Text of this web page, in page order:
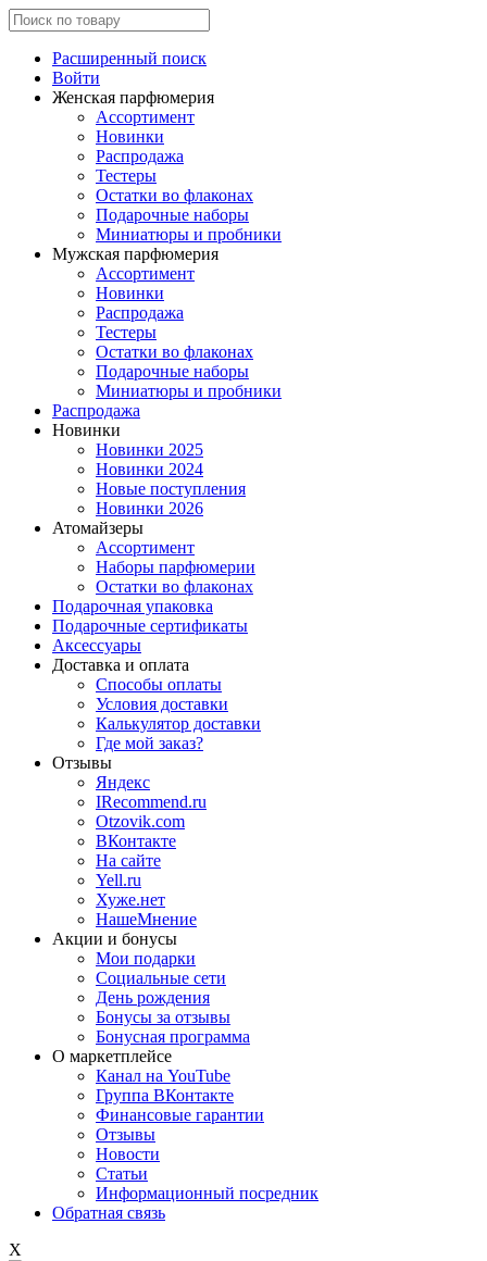
Расширенный поиск
Войти
Женская парфюмерия
Ассортимент
Новинки
Распродажа
Тестеры
Остатки во флаконах
Подарочные наборы
Миниатюры и пробники
Мужская парфюмерия
Ассортимент
Новинки
Распродажа
Тестеры
Остатки во флаконах
Подарочные наборы
Миниатюры и пробники
Распродажа
Новинки
Новинки 2025
Новинки 2024
Новые поступления
Новинки 2026
Атомайзеры
Ассортимент
Наборы парфюмерии
Остатки во флаконах
Подарочная упаковка
Подарочные сертификаты
Аксессуары
Доставка и оплата
Способы оплаты
Условия доставки
Калькулятор доставки
Где мой заказ?
Отзывы
Яндекс
IRecommend.ru
Otzovik.com
ВКонтакте
На сайте
Yell.ru
Хуже.нет
НашеМнение
Акции и бонусы
Мои подарки
Социальные сети
День рождения
Бонусы за отзывы
Бонусная программа
О маркетплейсе
Канал на YouTube
Группа ВКонтакте
Финансовые гарантии
Отзывы
Новости
Статьи
Информационный посредник
Обратная связь
X